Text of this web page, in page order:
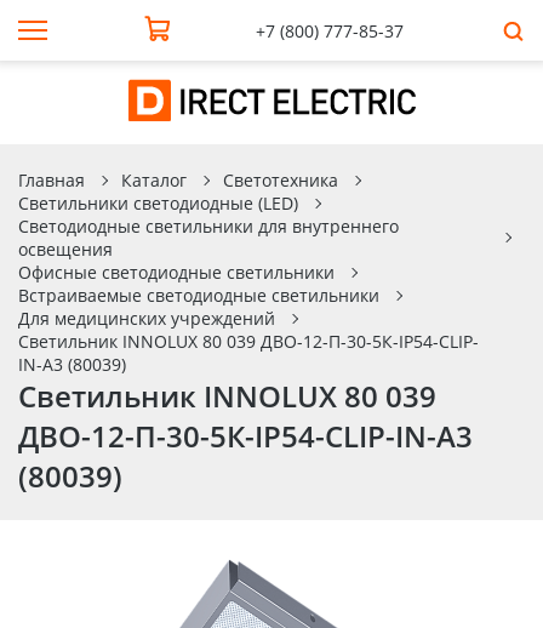
+7 (800) 777-85-37
Главная Каталог
Светотехника
Светильники светодиодные (LED)
Светодиодные светильники для внутреннего
освещения
Офисные светодиодные светильники
Встраиваемые светодиодные светильники
Для медицинских учреждений
Светильник INNOLUX 80 039 ДВО-12-П-30-5К-IP54-CLIP-
IN-A3 (80039)
Светильник INNOLUX 80 039
ДВО-12-П-30-5К-IP54-CLIP-IN-A3
(80039)